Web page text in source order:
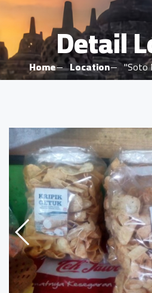
Detail
Home Location "Soto